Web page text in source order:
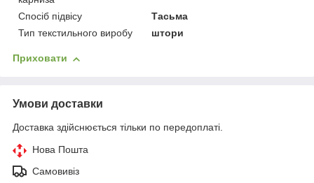
Спосіб підвісу
Тасьма
Тип текстильного виробу
штори
Приховати
Умови доставки
Доставка здійснюється тільки по передоплаті.
Нова Пошта
Самовивіз